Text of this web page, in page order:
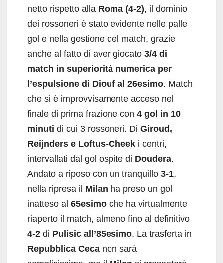
netto rispetto alla Roma (4-2), il dominio
dei rossoneri è stato evidente nelle palle
gol e nella gestione del match, grazie
anche al fatto di aver giocato 3/4 di
match in superiorità numerica per
l’espulsione di Diouf al 26esimo. Match
che si è improvvisamente acceso nel
finale di prima frazione con 4 gol in 10
minuti di cui 3 rossoneri. Di Giroud,
Reijnders e Loftus-Cheek i centri,
intervallati dal gol ospite di Doudera.
Andato a riposo con un tranquillo 3-1,
nella ripresa il Milan ha preso un gol
inatteso al 65esimo che ha virtualmente
riaperto il match, almeno fino al definitivo
4-2 di Pulisic all’85esimo. La trasferta in
Repubblica Ceca non sarà